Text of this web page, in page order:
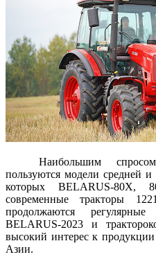
Наибольшим
пользуются модели средней
которых BELARUS-80Х,
современные тракторы
продолжаются
BELARUS-2023 и
высокий интерес к
Азии.